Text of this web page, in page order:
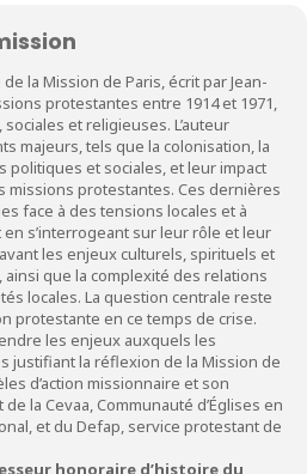
la Mission de Paris, écrit par Jean-
protestantes entre 1914 et 1971,
et religieuses. L’auteur
majeurs, tels que la colonisation, la
politiques et sociales, et leur impact
missions protestantes. Ces dernières
face à des tensions locales et à
s’interrogeant sur leur rôle et leur
les enjeux culturels, spirituels et
ainsi que la complexité des relations
locales. La question centrale reste
protestante en ce temps de crise.
les enjeux auxquels les
justifiant la réflexion de la Mission de
d’action missionnaire et son
la Cevaa, Communauté d’Églises en
et du Defap, service protestant de
honoraire d’histoire du